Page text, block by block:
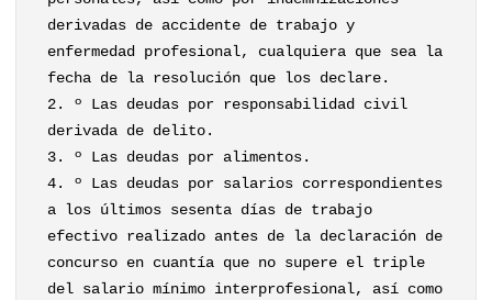
derivadas de accidente de trabajo y
enfermedad profesional, cualquiera que sea la
fecha de la resolución que los declare.
2. º Las deudas por responsabilidad civil
derivada de delito.
3. º Las deudas por alimentos.
4. º Las deudas por salarios correspondientes
a los últimos sesenta días de trabajo
efectivo realizado antes de la declaración de
concurso en cuantía que no supere el triple
del salario mínimo interprofesional, así como